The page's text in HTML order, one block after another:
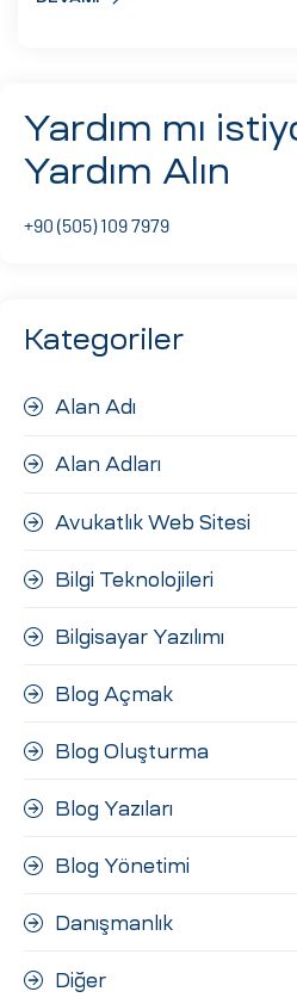
Yardım mı
Yardım Alın
+90 (505) 109 7979
Kategoriler
Alan Adı
Alan Adları
Avukatlık Web Sitesi
Bilgi Teknolojileri
Bilgisayar Yazılımı
Blog Açmak
Blog Oluşturma
Blog Yazıları
Blog Yönetimi
Danışmanlık
Diğer